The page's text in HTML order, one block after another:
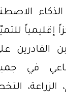
الذكاء
إقليمياً
القادرين
في
الزراعة،